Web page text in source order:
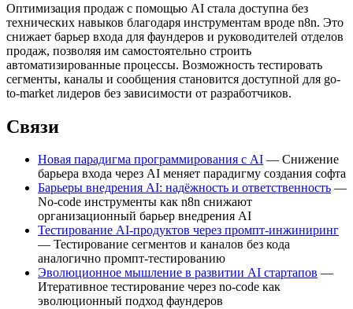
Оптимизация продаж с помощью AI стала доступна без
технических навыков благодаря инструментам вроде n8n. Это
снижает барьер входа для фаундеров и руководителей отделов
продаж, позволяя им самостоятельно строить
автоматизированные процессы. Возможность тестировать
сегменты, каналы и сообщения становится доступной для go-
to-market лидеров без зависимости от разработчиков.
Связи
Новая парадигма программирования с AI — Снижение
барьера входа через AI меняет парадигму создания софта
Барьеры внедрения AI: надёжность и ответственность —
No-code инструменты как n8n снижают
организационный барьер внедрения AI
Тестирование AI-продуктов через промпт-инжиниринг
— Тестирование сегментов и каналов без кода
аналогично промпт-тестированию
Эволюционное мышление в развитии AI стартапов —
Итеративное тестирование через no-code как
эволюционный подход фаундеров